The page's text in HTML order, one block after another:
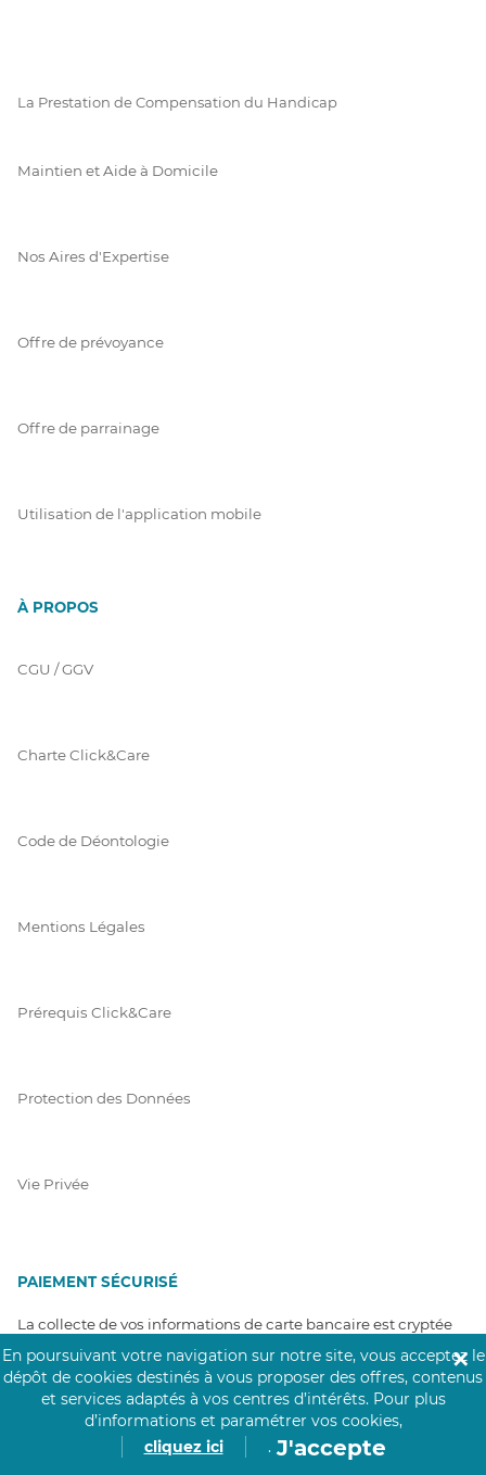
La Prestation de Compensation du Handicap
Maintien et Aide à Domicile
Nos Aires d'Expertise
Offre de prévoyance
Offre de parrainage
Utilisation de l'application mobile
À PROPOS
CGU / GGV
Charte Click&Care
Code de Déontologie
Mentions Légales
Prérequis Click&Care
Protection des Données
Vie Privée
PAIEMENT SÉCURISÉ
La collecte de vos informations de carte bancaire est cryptée
Banque de France.
En poursuivant votre navigation sur notre site, vous acceptez le
dépôt de cookies destinés à vous proposer des offres, contenus
et services adaptés à vos centres d’intérêts. Pour plus
d’informations et paramétrer vos cookies,
cliquez ici
. J'accepte
✕